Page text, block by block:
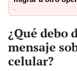
¿Qué debo
mensaje
celular?